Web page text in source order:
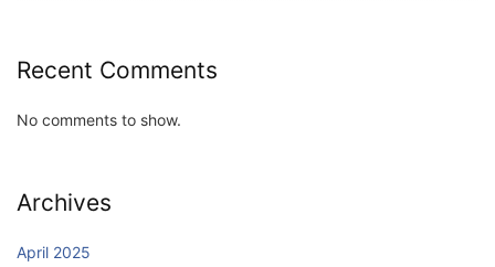
Recent Comments
No comments to show.
Archives
April 2025